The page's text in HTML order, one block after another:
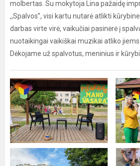
molbertas. Su mokytoja Lina pažaidę
,,Spalvos”, visi kartu nutarė atlikti
darbas virte virė, vaikučiai pasinėrė į
nuotaikingai vaikiškai muzikai atliko
Dėkojame už spalvotus, meninius ir